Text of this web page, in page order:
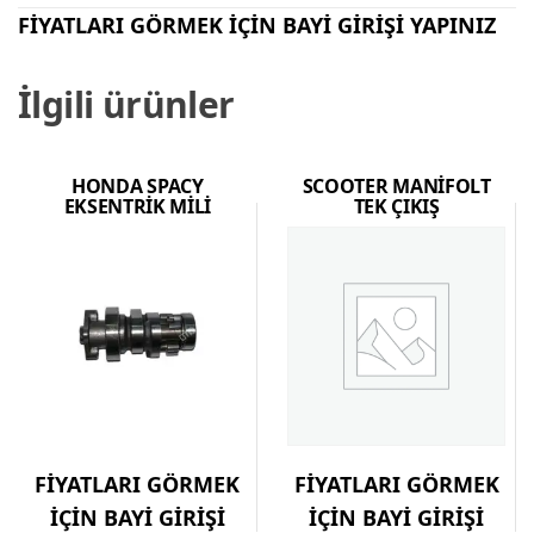
FİYATLARI GÖRMEK İÇİN BAYİ GİRİŞİ YAPINIZ
İlgili ürünler
HONDA SPACY
EKSENTRİK MİLİ
FİYATLARI GÖRMEK
İÇİN BAYİ GİRİŞİ
SCOOTER MANİFOLT
TEK ÇIKIŞ
FİYATLARI GÖRMEK
İÇİN BAYİ GİRİŞİ